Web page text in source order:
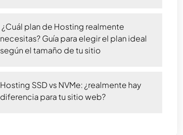
¿Cuál plan de Hosting realmente
necesitas? Guía para elegir el plan ideal
según el tamaño de tu sitio
Hosting SSD vs NVMe: ¿realmente hay
diferencia para tu sitio web?